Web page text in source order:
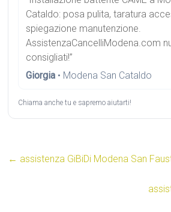
Cataldo: posa pulita, taratura
spiegazione manutenzione.
AssistenzaCancelliModena.com
consigliati!”
Giorgia • Modena San Cataldo
Chiama anche tu e sapremo aiutarti!
← assistenza GiBiDi Modena San